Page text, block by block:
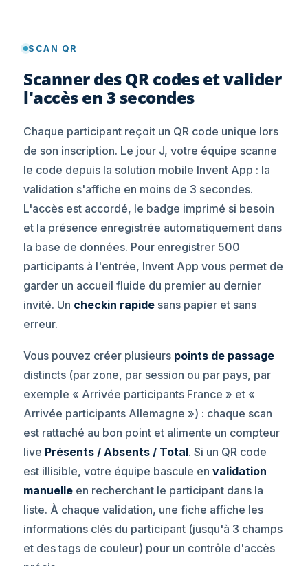
SCAN QR
Scanner des QR codes et valider
l'accès en 3 secondes
Chaque participant reçoit un QR code unique lors
de son inscription. Le jour J, votre équipe scanne
le code depuis la solution mobile Invent App : la
validation s'affiche en moins de 3 secondes.
L'accès est accordé, le badge imprimé si besoin
et la présence enregistrée automatiquement dans
la base de données. Pour enregistrer 500
participants à l'entrée, Invent App vous permet de
garder un accueil fluide du premier au dernier
invité. Un checkin rapide sans papier et sans
erreur.
Vous pouvez créer plusieurs points de passage
distincts (par zone, par session ou par pays, par
exemple « Arrivée participants France » et «
Arrivée participants Allemagne ») : chaque scan
est rattaché au bon point et alimente un compteur
live Présents / Absents / Total. Si un QR code
est illisible, votre équipe bascule en validation
manuelle en recherchant le participant dans la
liste. À chaque validation, une fiche affiche les
informations clés du participant (jusqu'à 3 champs
et des tags de couleur) pour un contrôle d'accès